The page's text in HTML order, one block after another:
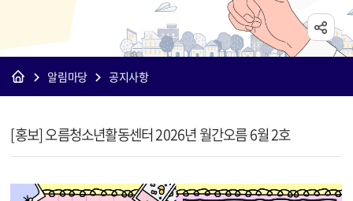
알림마당 공지사항
[홍보] 오름청소년활동센터 2026년 월간오름 6월 2호